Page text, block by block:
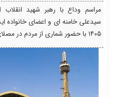
مراسم وداع با رهبر شهید
سیدعلی خامنه ای و اعضای خانواده
۱۴۰۵ با حضور شماری از مردم در مصلای امام خمینی تهران آغاز شد.